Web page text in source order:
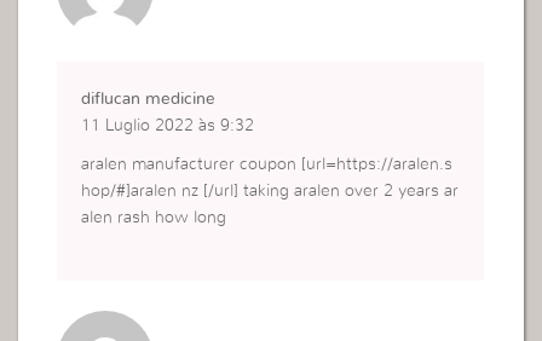
diflucan medicine
11 Luglio 2022 às 9:32
aralen manufacturer coupon [url=https://aralen.s
hop/#]aralen nz [/url] taking aralen over 2 years ar
alen rash how long